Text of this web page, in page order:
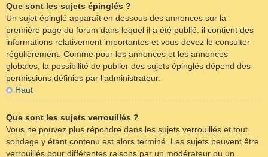
Que sont les sujets épinglés ?
Un sujet épinglé apparaît en dessous des annonces sur la
première page du forum dans lequel il a été publié. il contient des
informations relativement importantes et vous devez le consulter
régulièrement. Comme pour les annonces et les annonces
globales, la possibilité de publier des sujets épinglés dépend des
permissions définies par l’administrateur.
Haut
Que sont les sujets verrouillés ?
Vous ne pouvez plus répondre dans les sujets verrouillés et tout
sondage y étant contenu est alors terminé. Les sujets peuvent être
verrouillés pour différentes raisons par un modérateur ou un